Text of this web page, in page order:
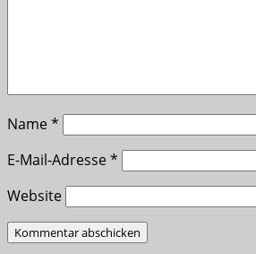
Name*
E-Mail-Adresse*
Website